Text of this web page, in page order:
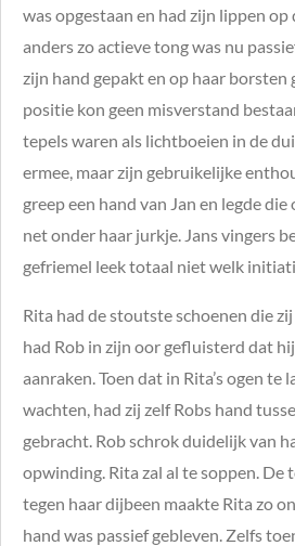
was opgestaan en had zijn lippen
anders zo actieve tong was nu
zijn hand gepakt en op haar borsten
positie kon geen misverstand
tepels waren als lichtboeien in de
ermee, maar zijn gebruikelijke
greep een hand van Jan en legde die
net onder haar jurkje. Jans vingers
gefriemel leek totaal niet welk
Rita had de stoutste schoenen die
had Rob in zijn oor gefluisterd dat
aanraken. Toen dat in Rita’s ogen te
wachten, had zij zelf Robs hand
gebracht. Rob schrok duidelijk van
opwinding. Rita zal al te soppen. De
tegen haar dijbeen maakte Rita zo
hand was passief gebleven. Zelfs